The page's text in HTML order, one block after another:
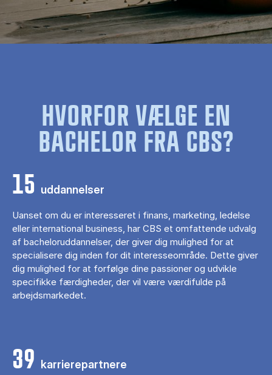
HVORFOR VÆLGE EN
BACHELOR FRA CBS?
15 uddannelser
Uanset om du er interesseret i finans, marketing, ledelse
eller international business, har CBS et omfattende udvalg
af bacheloruddannelser, der giver dig mulighed for at
specialisere dig inden for dit interesseområde. Dette giver
dig mulighed for at forfølge dine passioner og udvikle
specifikke færdigheder, der vil være værdifulde på
arbejdsmarkedet.
39 karrierepartnere